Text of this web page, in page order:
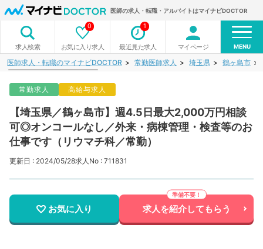
医師の求人・転職・アルバイトはマイナビDOCTOR
求人検索 お気に入り求人
0
最近見た求人
1
マイページ MENU
医師求人・転職のマイナビDOCTOR 常勤医師求人 埼玉県 鶴ヶ島市
常勤求人 高給与求人
【埼玉県／鶴ヶ島市】週4.5日最大2,000万円相談
可◎オンコールなし／外来・病棟管理・検査等のお
仕事です（リウマチ科／常勤）
更新日 : 2024/05/28求人No : 711831
お気に入り 求人を紹介してもらう